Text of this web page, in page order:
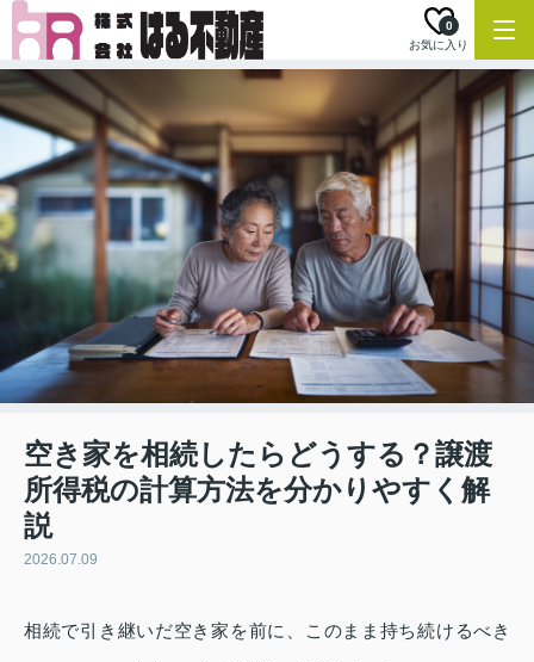
お気に入り
0
空き家を相続したらどうする？譲渡
所得税の計算方法を分かりやすく解
説
2026.07.09
相続で引き継いだ空き家を前に、このまま持ち続けるべき